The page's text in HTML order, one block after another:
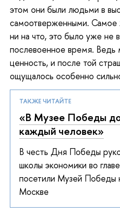
этом они были людьми в
самоотверженными. Самое
ни на что, это было уже не
послевоенное время. Ведь
ценность, и после той
ощущалось особенно
ТАКЖЕ ЧИТАЙТЕ
«В Музее Победы
каждый человек»
В честь Дня Победы
школы экономики во
посетили Музей Победы
Москве